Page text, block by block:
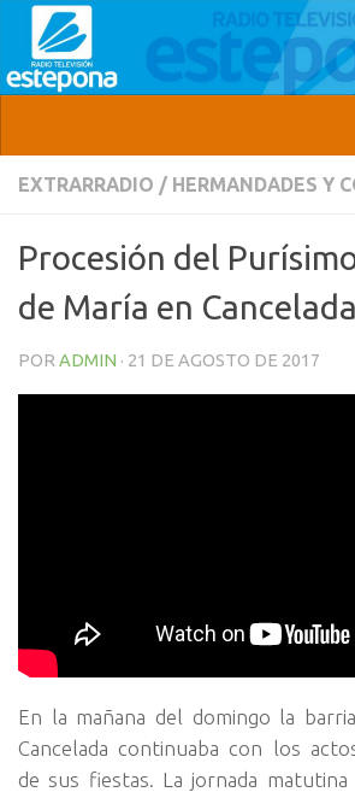
EXTRARRADIO / HERMANDADES Y
Procesión del
de María en Cancelada
POR ADMIN · 21 DE AGOSTO DE 2017
En la mañana del domingo la
Cancelada continuaba con los
de sus fiestas. La jornada